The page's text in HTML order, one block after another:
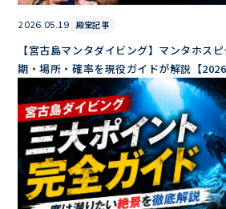
2026.05.19 殿堂記事
【宮古島マンタダイビング】マンタホス
期・場所・確率を現役ガイドが解説【2026